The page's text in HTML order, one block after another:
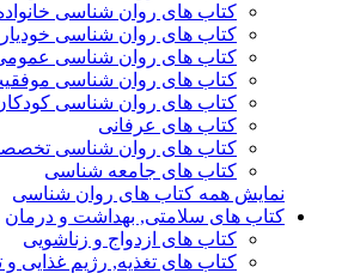
کتاب های روان شناسی
کتاب های روان شناسی
کتاب های روان شناسی
کتاب های روان شناسی
کتاب های روان شناسی کودکان
کتاب های عرفانی
کتاب های روان شناسی
کتاب های جامعه شناسی
نمایش همه کتاب های روان شناسی
کتاب های سلامتی, بهداشت و درمان
کتاب های ازدواج و زناشویی
کتاب های تغذیه, رژیم غذایی و